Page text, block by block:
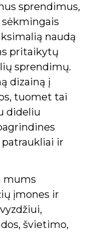
sprendimus,
naudą
pritaikytų
sprendimų.
dizainą į
tuomet tai
dideliu
ir
mums
įmones ir
švietimo,